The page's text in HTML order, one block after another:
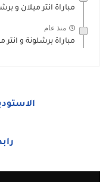
مباراة انتر ميلان و
منذ عام
مباراة برشلونة و